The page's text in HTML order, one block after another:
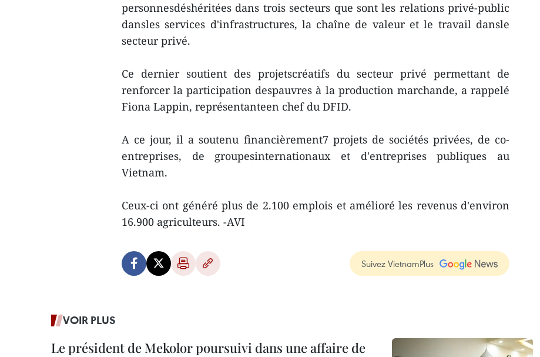
personnesdéshéritées dans trois secteurs que sont les relations privé-public
dansles services d'infrastructures, la chaîne de valeur et le travail dansle
secteur privé.
Ce dernier soutient des projetscréatifs du secteur privé permettant de
renforcer la participation despauvres à la production marchande, a rappelé
Fiona Lappin, représentanteen chef du DFID.
A ce jour, il a soutenu financièrement7 projets de sociétés privées, de co-
entreprises, de groupesinternationaux et d'entreprises publiques au
Vietnam.
Ceux-ci ont généré plus de 2.100 emplois et amélioré les revenus d'environ
16.900 agriculteurs. -AVI
Suivez VietnamPlus
VOIR PLUS
Le président de Mekolor poursuivi dans une affaire de